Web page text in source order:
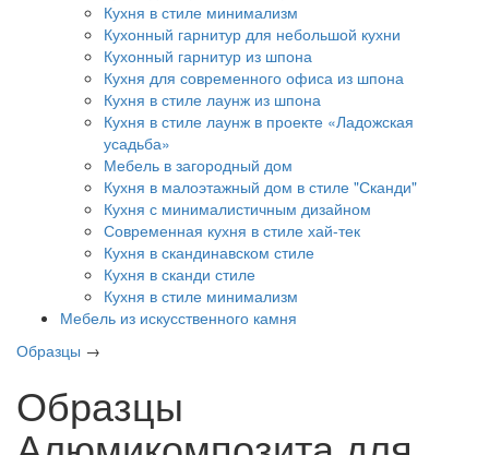
Кухня в стиле минимализм
Кухонный гарнитур для небольшой кухни
Кухонный гарнитур из шпона
Кухня для современного офиса из шпона
Кухня в стиле лаунж из шпона
Кухня в стиле лаунж в проекте «Ладожская
усадьба»
Мебель в загородный дом
Кухня в малоэтажный дом в стиле "Сканди"
Кухня с минималистичным дизайном
Современная кухня в стиле хай-тек
Кухня в скандинавском стиле
Кухня в сканди стиле
Кухня в стиле минимализм
Мебель из искусственного камня
Образцы →
Образцы